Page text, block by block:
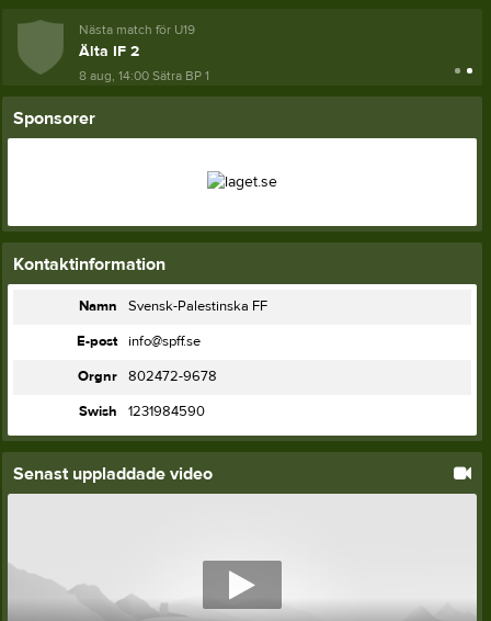
Nästa match för U19
Älta IF 2
8 aug, 14:00Sätra BP 1
Sponsorer
Kontaktinformation
Namn
Svensk-Palestinska FF
E-post
info@spff.se
Orgnr
802472-9678
Swish
1231984590
Senast uppladdade video